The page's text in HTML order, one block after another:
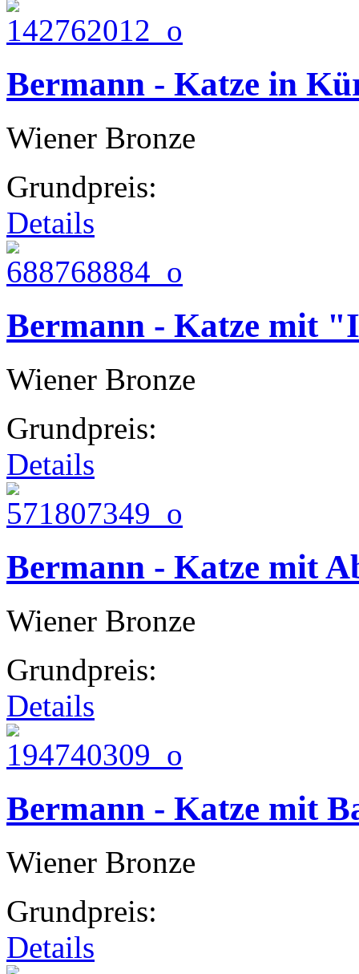
Bermann - Katze in
Wiener Bronze
Grundpreis:
Details
Bermann - Katze mit
Wiener Bronze
Grundpreis:
Details
Bermann - Katze mit
Wiener Bronze
Grundpreis:
Details
Bermann - Katze mit
Wiener Bronze
Grundpreis:
Details